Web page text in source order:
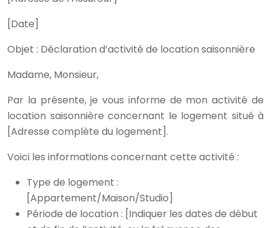
[Date]
Objet : Déclaration d’activité de location saisonnière
Madame, Monsieur,
Par la présente, je vous informe de mon activité de
location saisonnière concernant le logement situé à
[Adresse complète du logement].
Voici les informations concernant cette activité :
Type de logement :
[Appartement/Maison/Studio]
Période de location : [Indiquer les dates de début